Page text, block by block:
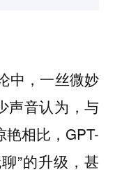
中，一丝微妙
声音认为，与
艳相比，GPT-
”的升级，甚